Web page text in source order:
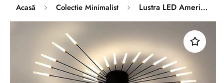
Acasă Colectie Minimalist Lustra LED American Dream Black Echivalent 300W Telecomanda